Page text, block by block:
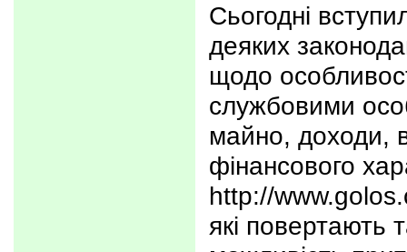
Сьогодні
деяких
щодо
службовими
майно, доходи,
фінансового
http://
які повертають